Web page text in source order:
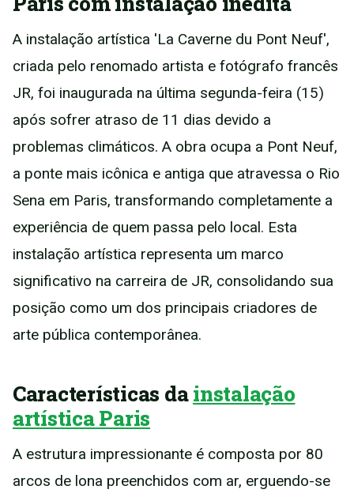
A instalação artística 'La Caverne du Pont Neuf',
criada pelo renomado artista e fotógrafo francês
JR, foi inaugurada na última segunda-feira (15)
após sofrer atraso de 11 dias devido a
problemas climáticos. A obra ocupa a Pont Neuf,
a ponte mais icônica e antiga que atravessa o Rio
Sena em Paris, transformando completamente a
experiência de quem passa pelo local. Esta
instalação artística representa um marco
significativo na carreira de JR, consolidando sua
posição como um dos principais criadores de
arte pública contemporânea.
Características dainstalação
artística Paris
A estrutura impressionante é composta por 80
arcos de lona preenchidos com ar, erguendo-se